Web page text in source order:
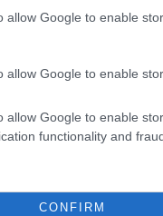
allow Google to enable
allow Google to enable
allow Google to enable
functionality and
CONFIRM
és a hétszeres